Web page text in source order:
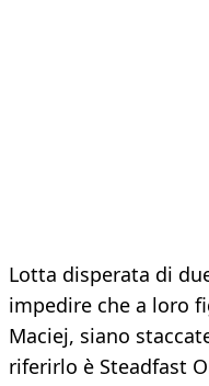
Lotta disperata di
impedire che a loro
Maciej, siano
riferirlo è Steadfast